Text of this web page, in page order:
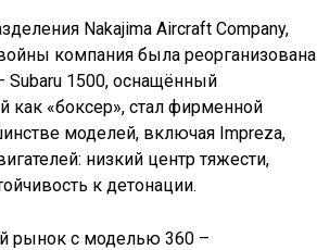
Nakajima Aircraft Company,
компания была реорганизована
Subaru 1500, оснащённый
как «боксер», стал фирменной
моделей, включая Impreza,
низкий центр тяжести,
к детонации.
рынок с моделью 360 –